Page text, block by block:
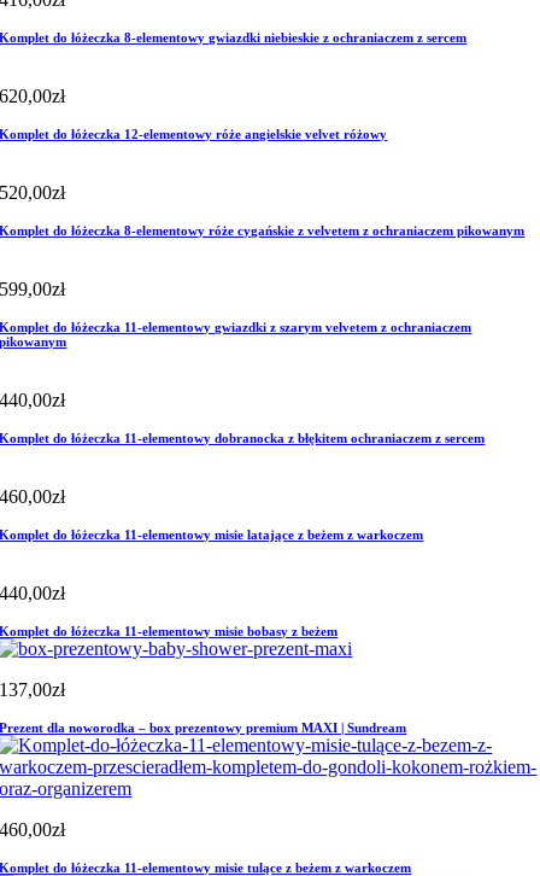
Komplet do łóżeczka 8-elementowy gwiazdki niebieskie z ochraniaczem z sercem
620,00zł
Komplet do łóżeczka 12-elementowy róże angielskie velvet różowy
520,00zł
Komplet do łóżeczka 8-elementowy róże cygańskie z velvetem z ochraniaczem pikowanym
599,00zł
Komplet do łóżeczka 11-elementowy gwiazdki z szarym velvetem z ochraniaczem
pikowanym
440,00zł
Komplet do łóżeczka 11-elementowy dobranocka z błękitem ochraniaczem z sercem
460,00zł
Komplet do łóżeczka 11-elementowy misie latające z beżem z warkoczem
440,00zł
Komplet do łóżeczka 11-elementowy misie bobasy z beżem
137,00zł
Prezent dla noworodka – box prezentowy premium MAXI | Sundream
460,00zł
Komplet do łóżeczka 11-elementowy misie tulące z beżem z warkoczem